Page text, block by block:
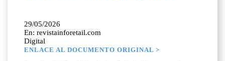
29/05/2026
En: revistainforetail.com
Digital
ENLACE AL DOCUMENTO ORIGINAL >